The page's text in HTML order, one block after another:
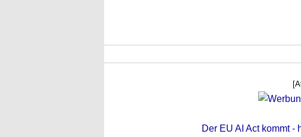
Der EU AI Act kommt -